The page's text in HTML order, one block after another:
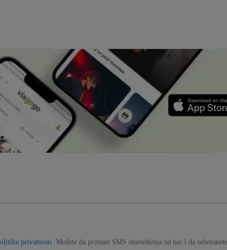
privatnosti. Možete da primate SMS obaveštenja od nas i da